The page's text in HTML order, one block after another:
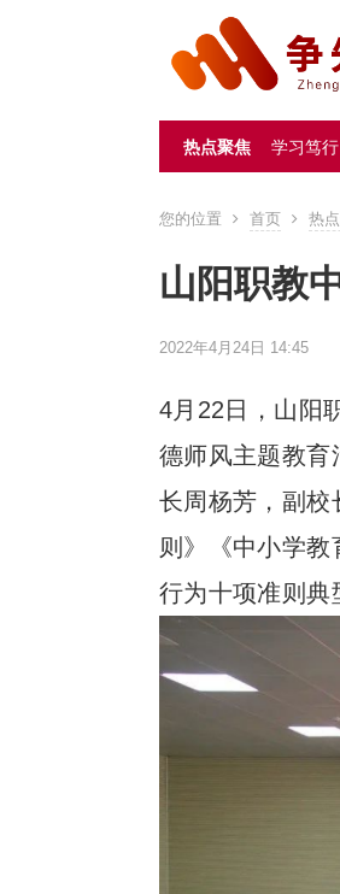
热点聚焦 学习笃行
您的位置 首页 热
山阳职教
2022年4月24日 14:45
4月22日，山阳
德师风主题教育
长周杨芳，副校
则》《中小学
行为十项准则典